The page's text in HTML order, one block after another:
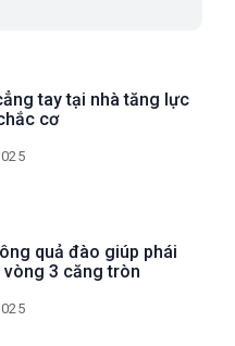
tay tại nhà tăng lực
cơ
quả đào giúp phái
3 căng tròn